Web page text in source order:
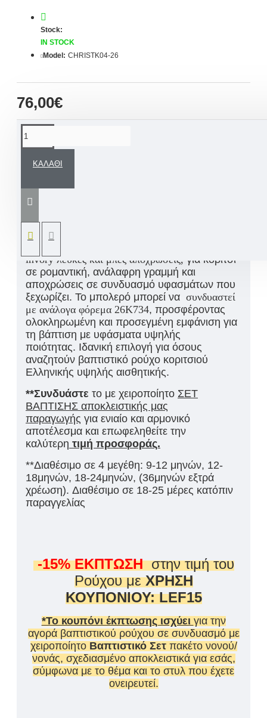
76,00€
Stock:
IN STOCK
Model: CHRISTK04-26
ΚΑΛΆΘΙ
ΚΟΥΠΟΝΙΟΥ:
Ένα εντυπωσιακό
invory λευκές και μπεζ αποχρώσεις, για κορίτσι
σε ρομαντική, ανάλαφρη γραμμή και
αποχρώσεις σε συνδυασμό υφασμάτων που
ξεχωρίζει. Το μπολερό μπορεί να συνδυαστεί
με ανάλογα φόρεμα 26K734, προσφέροντας
ολοκληρωμένη και προσεγμένη εμφάνιση για
τη βάπτιση με υφάσματα υψηλής
ποιότητας. Ιδανική επιλογή για όσους
αναζητούν βαπτιστικό ρούχο κοριτσιού
Ελληνικής υψηλής αισθητικής.
**Συνδυάστε το με χειροποίητο ΣΕΤ
ΒΑΠΤΙΣΗΣ αποκλειστικής μας
παραγωγής για ενιαίο και αρμονικό
αποτέλεσμα και επωφεληθείτε την
καλύτερη τιμή προσφοράς.
**Διαθέσιμο σε 4 μεγέθη: 9-12 μηνών, 12-
18μηνών, 18-24μηνών, (36μηνών εξτρά
χρέωση). Διαθέσιμο σε 18-25 μέρες κατόπιν
παραγγελίας
-15% ΕΚΠΤΩΣΗστην τιμή του
Ρούχου μεΧΡΗΣΗ
ΚΟΥΠΟΝΙΟΥ: LEF15
*Το κουπόνι έκπτωσης ισχύει για την
αγορά βαπτιστικού ρούχου σε συνδυασμό με
χειροποίητο Βαπτιστικό Σετ πακέτο νονού/
νονάς, σχεδιασμένο αποκλειστικά για εσάς,
σύμφωνα με το θέμα και το στυλ που έχετε
ονειρευτεί.